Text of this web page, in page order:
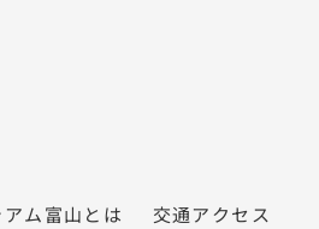
ム富山とは
交通アクセス